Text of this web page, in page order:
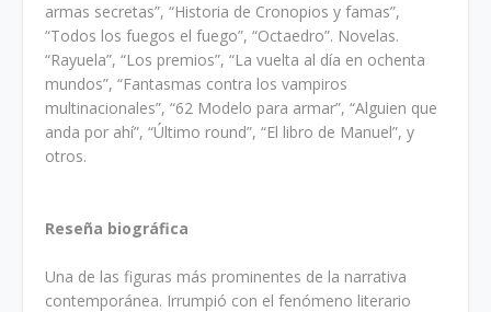
armas secretas”, “Historia de Cronopios y famas”,
“Todos los fuegos el fuego”, “Octaedro”. Novelas.
“Rayuela”, “Los premios”, “La vuelta al día en ochenta
mundos”, “Fantasmas contra los vampiros
multinacionales”, “62 Modelo para armar”, “Alguien que
anda por ahí”, “Último round”, “El libro de Manuel”, y
otros.
Reseña biográfica
Una de las figuras más prominentes de la narrativa
contemporánea. Irrumpió con el fenómeno literario